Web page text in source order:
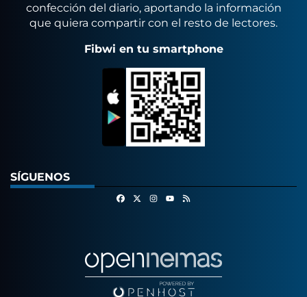
confección del diario, aportando la información
que quiera compartir con el resto de lectores.
Fibwi en tu smartphone
SÍGUENOS
FacebookInstagram